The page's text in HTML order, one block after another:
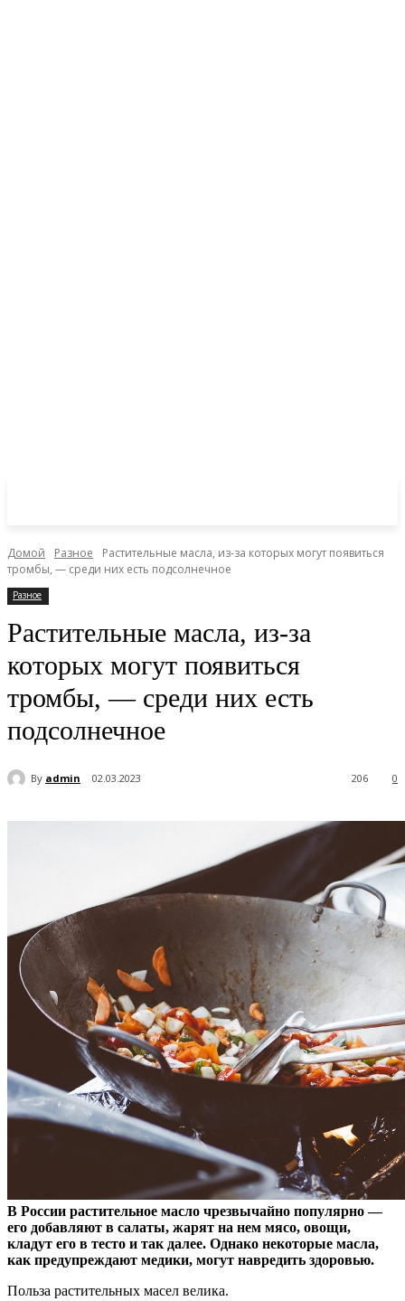
Домой Разное
Растительные масла, из-за которых могут появиться
тромбы, — среди них есть подсолнечное
Разное
Растительные масла, из-за
которых могут появиться
тромбы, — среди них есть
подсолнечное
By admin 02.03.2023 0
206
В России растительное масло чрезвычайно популярно —
его добавляют в салаты, жарят на нем мясо, овощи,
кладут его в тесто и так далее. Однако некоторые масла,
как предупреждают медики, могут навредить здоровью.
Польза растительных масел велика.